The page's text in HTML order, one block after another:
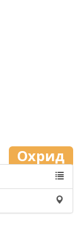
Охрид